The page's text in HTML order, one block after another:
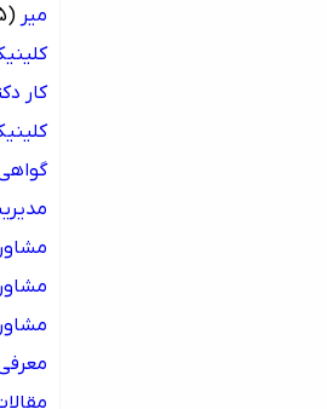
میر (735)
کار